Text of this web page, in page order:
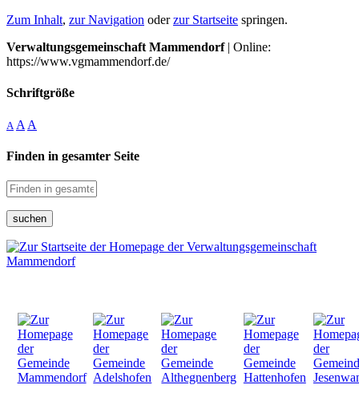
Zum Inhalt, zur Navigation oderzur Startseite springen.
Verwaltungsgemeinschaft Mammendorf| Online:
https://www.vgmammendorf.de/
Schriftgröße
A A A
Finden in gesamter Seite
suchen